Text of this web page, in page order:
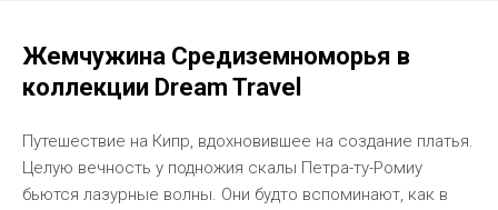
Жемчужина Средиземноморья в
коллекции Dream Travel
Путешествие на Кипр, вдохновившее на создание платья.
Целую вечность у подножия скалы Петра-ту-Ромиу
бьются лазурные волны. Они будто вспоминают, как в